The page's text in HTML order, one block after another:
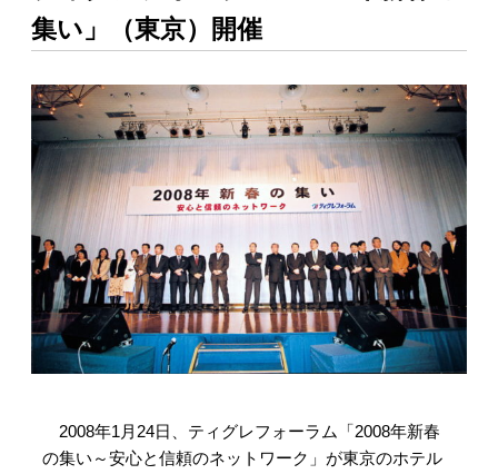
集い」（東京）開催
2008年1月24日、ティグレフォーラム「2008年新春
の集い～安心と信頼のネットワーク」が東京のホテル